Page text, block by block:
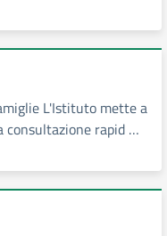
L'Istituto mette a
consultazione rapid …